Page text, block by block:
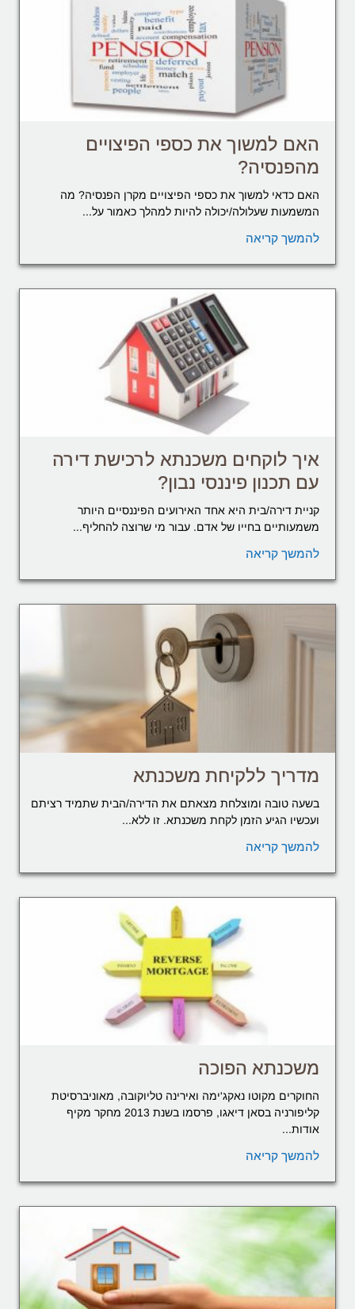
האם למשוך את כספי הפיצויים
מהפנסיה?
האם כדאי למשוך את כספי הפיצויים מקרן הפנסיה? מה
המשמעות שעלולה/יכולה להיות למהלך כאמור על...
להמשך קריאה
איך לוקחים משכנתא לרכישת דירה
עם תכנון פיננסי נבון?
קניית דירה/בית היא אחד האירועים הפיננסיים היותר
משמעותיים בחייו של אדם. עבור מי שרוצה להחליף...
להמשך קריאה
מדריך ללקיחת משכנתא
בשעה טובה ומוצלחת מצאתם את הדירה/הבית שתמיד רציתם
ועכשיו הגיע הזמן לקחת משכנתא. זו ללא...
להמשך קריאה
משכנתא הפוכה
החוקרים מקוטו נאקג'ימה ואירינה טליוקובה, מאוניברסיטת
קליפורניה בסאן דיאגו, פרסמו בשנת 2013 מחקר מקיף
אודות...
להמשך קריאה